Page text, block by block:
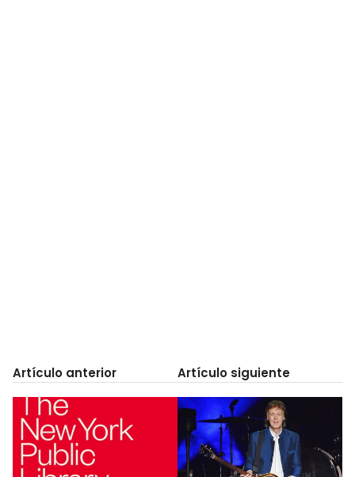
Artículo anterior Artículo siguiente